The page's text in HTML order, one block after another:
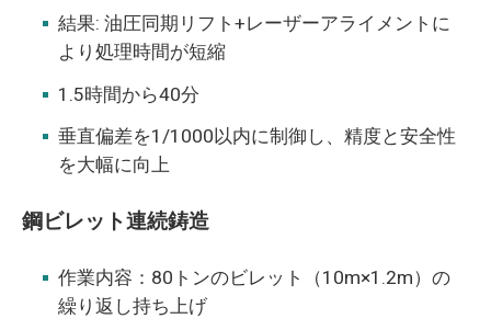
結果: 油圧同期リフト+レーザーアライメントに
より処理時間が短縮
1.5時間から40分
垂直偏差を1/1000以内に制御し、精度と安全性
を大幅に向上
鋼ビレット連続鋳造
作業内容：80トンのビレット（10m×1.2m）の
繰り返し持ち上げ